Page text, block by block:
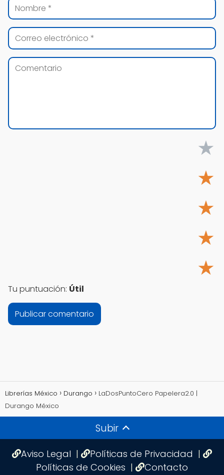
★
★
★
★
★
Tu puntuación: Útil
Librerías México Durango
LaDosPuntoCero Papelera2.0 |
Durango México
Subir
Aviso Legal | Políticas de Privacidad |
Políticas de Cookies | Contacto